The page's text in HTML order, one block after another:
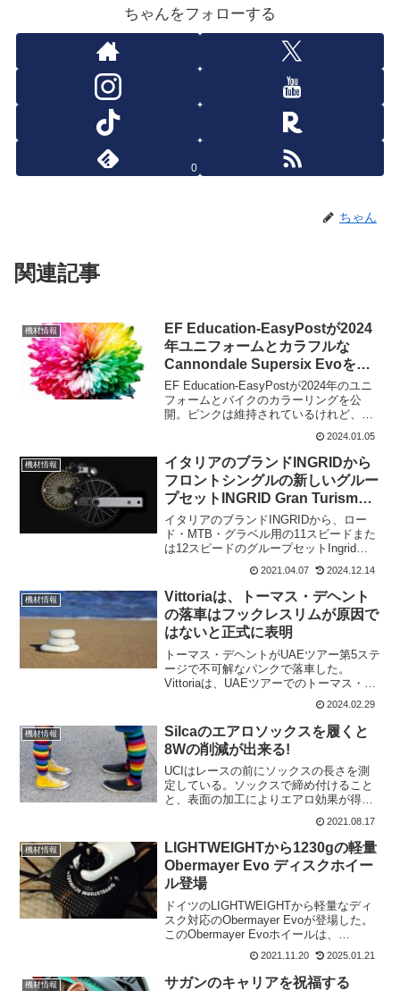
ちゃんをフォローする
0
ちゃん
関連記事
機材情報
EF Education-EasyPostが2024
年ユニフォームとカラフルな
Cannondale Supersix Evoを公
開
EF Education-EasyPostが2024年のユニ
フォームとバイクのカラーリングを公
開。ピンクは維持されているけれど、イ
る。特にバイクは凄いことに～。2024ユ
ニフォーム この投稿をIn...
2024.01.05
機材情報
イタリアのブランドINGRIDから
フロントシングルの新しいグルー
プセットINGRID Gran Turismo
R 登場
イタリアのブランドINGRIDから、ロー
ド・MTB・グラベル用の11スビードまた
は12スピードのグループセットIngrid
Gran Turismo Rを発表した。INGRID
Gran Turismo Rの内容は アルミクランク
11・1...
2021.04.07 2024.12.14
機材情報
Vittoriaは、トーマス・デヘント
の落車はフックレスリムが原因で
はないと正式に表明
トーマス・デヘントがUAEツアー第5ステ
ージで不可解なパンクで落車した。
Vittoriaは、UAEツアーでのトーマス・デ
ヘントのクラッシュに対する批判や懸念
に応え、Lotto Dstnyが使用していた "フ
ックレスリムデザインとは無関係 "...
2024.02.29
機材情報
Silcaのエアロソックスを履くと
8Wの削減が出来る!
UCIはレースの前にソックスの長さを測
定している。ソックスで締め付けること
と、表面の加工によりエアロ効果が得ら
れるからだ。Silcaは、新たにエアロソッ
クスを開発。時速50km/hで走ると8W～
12Wのエアロ効果を得られるという。平
地では出...
2021.08.17
機材情報
LIGHTWEIGHTから1230gの軽量
Obermayer Evo ディスクホイー
ル登場
ドイツのLIGHTWEIGHTから軽量なディ
スク対応のObermayer Evoが登場した。
このObermayer Evoホイールは、
Lightweight社の共同設立者であり、発明
者でもあるハインツ・オーバーマイヤー
へのオマージュだ。究極...
2021.11.20 2025.01.21
機材情報
サガンのキャリアを祝福する